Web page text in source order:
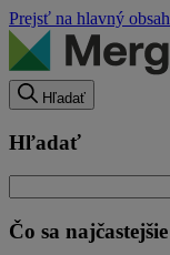
Prejsť na hlavný obsah
Hľadať
Hľadať
Čo sa